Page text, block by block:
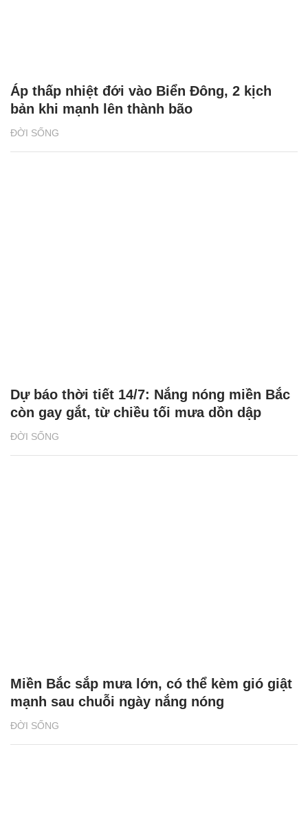
ĐỜI SỐNG
Áp thấp nhiệt đới vào Biển Đông, 2 kịch
bản khi mạnh lên thành bão
ĐỜI SỐNG
Dự báo thời tiết 14/7: Nắng nóng miền Bắc
còn gay gắt, từ chiều tối mưa dồn dập
ĐỜI SỐNG
Miền Bắc sắp mưa lớn, có thể kèm gió giật
mạnh sau chuỗi ngày nắng nóng